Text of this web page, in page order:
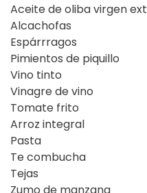
Aceite de oliba virgen
Alcachofas
Espárrragos
Pimientos de piquillo
Vino tinto
Vinagre de vino
Tomate frito
Arroz integral
Pasta
Te combucha
Tejas
Zumo de manzana